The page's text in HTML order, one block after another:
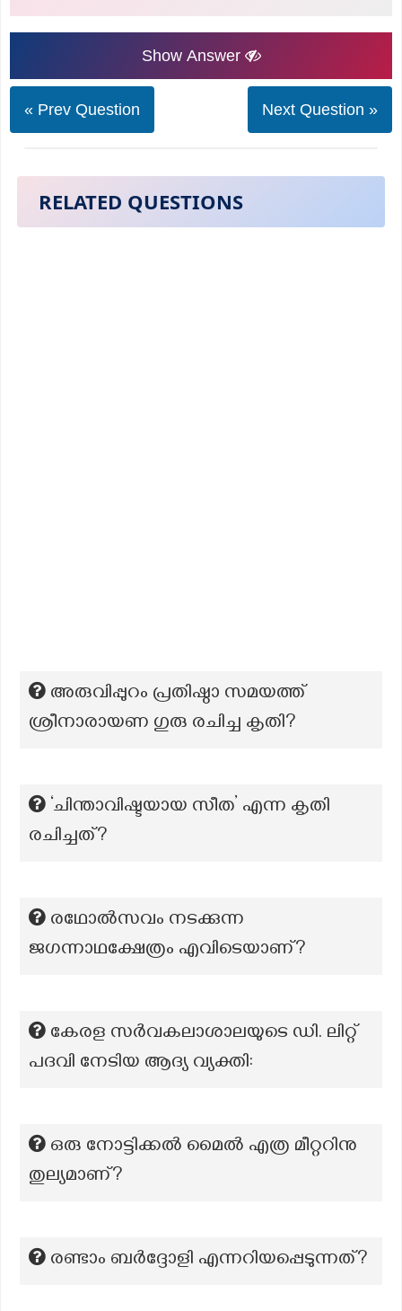
Show Answer
« Prev Question Next Question »
RELATED QUESTIONS
അരുവിപ്പുറം പ്രതിഷ്ഠാ സമയത്ത്
ശ്രീനാരായണ ഗുരു രചിച്ച കൃതി?
‘ചിന്താവിഷ്ടയായ സീത’ എന്ന കൃതി
രചിച്ചത്?
രഥോൽസവം നടക്കുന്ന
ജഗന്നാഥക്ഷേത്രം എവിടെയാണ്?
കേരള സർവകലാശാലയുടെ ഡി. ലിറ്റ്
പദവി നേടിയ ആദ്യ വ്യക്തി:
ഒരു നോട്ടിക്കൽ മൈൽ എത്ര മീറ്ററിനു
തുല്യമാണ്?
രണ്ടാം ബർദ്ദോളി എന്നറിയപ്പെടുന്നത്?